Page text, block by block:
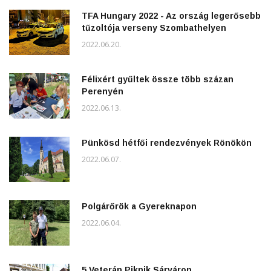
TFA Hungary 2022 - Az ország legerősebb
tűzoltója verseny Szombathelyen
2022.06.20.
Félixért gyűltek össze több százan
Perenyén
2022.06.13.
Pünkösd hétfői rendezvények Rönökön
2022.06.07.
Polgárőrök a Gyereknapon
2022.06.04.